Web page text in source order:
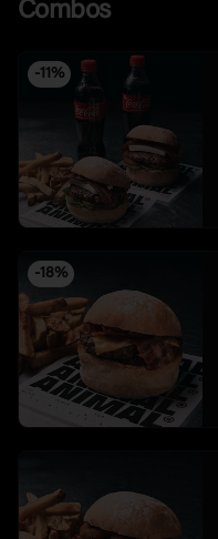
Combos
-11%
-18%